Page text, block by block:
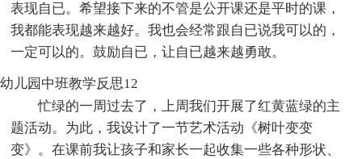
表现自已。希望接下来的不管是公开课还是平时的课，
我都能表现越来越好。我也会经常跟自已说我可以的，
一定可以的。鼓励自已，让自已越来越勇敢。
幼儿园中班教学反思12
忙绿的一周过去了，上周我们开展了红黄蓝绿的主
题活动。为此，我设计了一节艺术活动《树叶变变
变》。在课前我让孩子和家长一起收集一些各种形状、